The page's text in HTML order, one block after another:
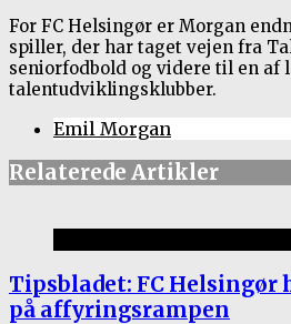
For FC Helsingør er Morgan
spiller, der har taget vejen fra
seniorfodbold og videre til en af
talentudviklingsklubber.
Emil Morgan
Relaterede Artikler
Tipsbladet: FC Helsingør
på affyringsrampen